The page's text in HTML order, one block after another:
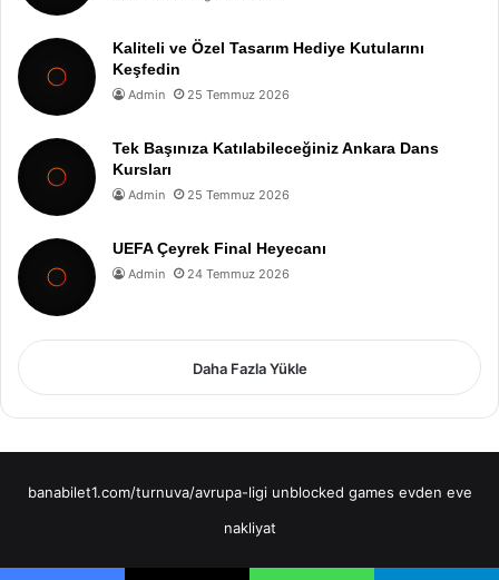
Kaliteli ve Özel Tasarım Hediye Kutularını
Keşfedin
Admin 25 Temmuz 2026
Tek Başınıza Katılabileceğiniz Ankara Dans
Kursları
Admin 25 Temmuz 2026
UEFA Çeyrek Final Heyecanı
Admin 24 Temmuz 2026
Daha Fazla Yükle
banabilet1.com/turnuva/avrupa-ligi unblocked games evden eve
nakliyat